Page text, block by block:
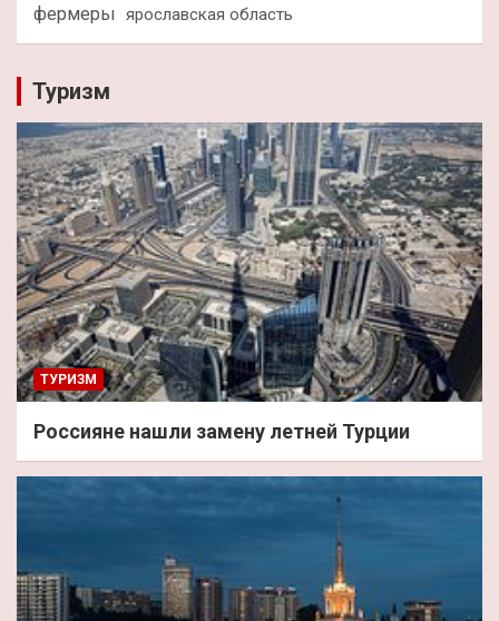
фермеры ярославская область
Туризм
ТУРИЗМ
Россияне нашли замену летней Турции